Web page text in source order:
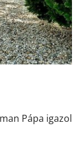
Pápa igazol